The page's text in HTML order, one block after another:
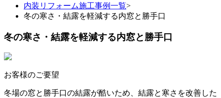
内装リフォーム施工事例一覧>
冬の寒さ・結露を軽減する内窓と勝手口
冬の寒さ・結露を軽減する内窓と勝手口
お客様のご要望
冬場の窓と勝手口の結露が酷いため、結露と寒さを改善した